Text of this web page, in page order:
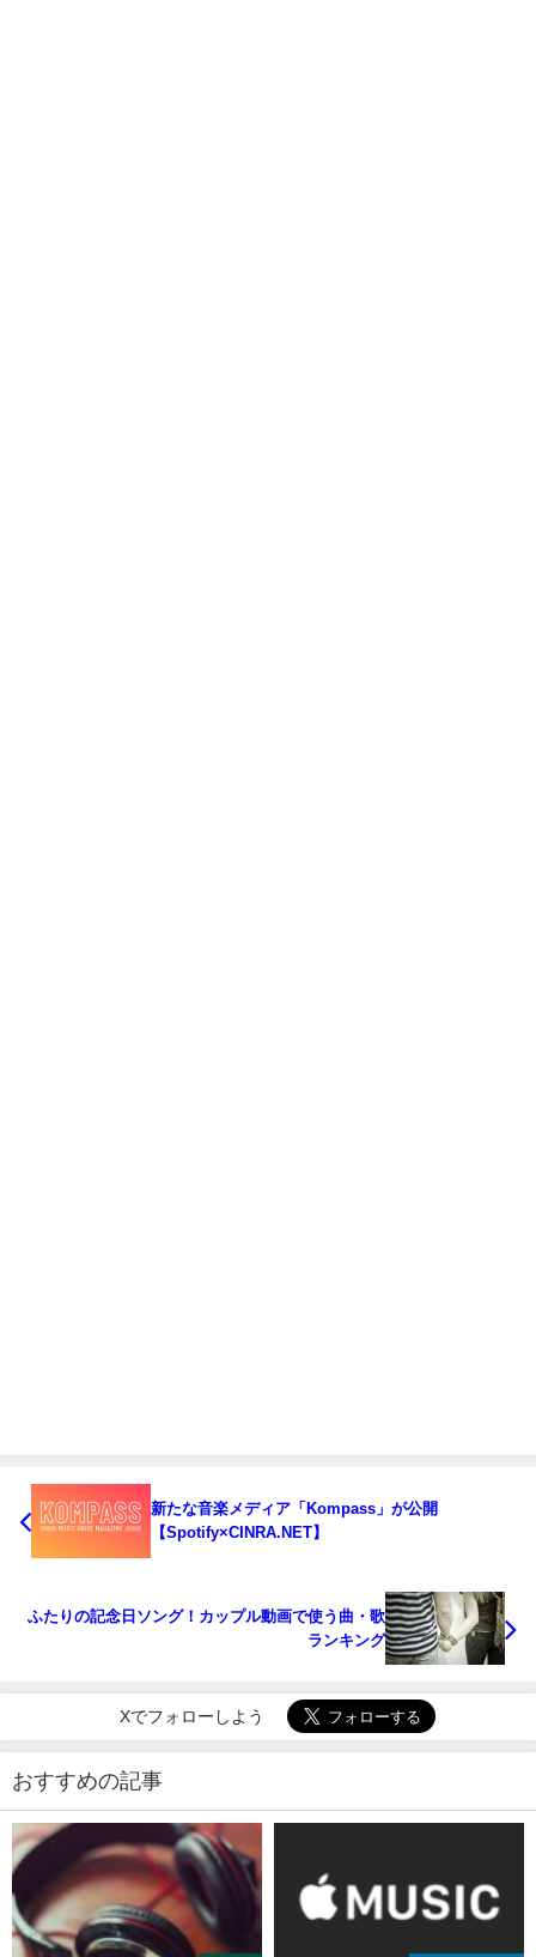
新たな音楽メディア「Kompass」が公開
【Spotify×CINRA.NET】
ふたりの記念日ソング！カップル動画で使う曲・歌
ランキング
Xでフォローしよう
おすすめの記事